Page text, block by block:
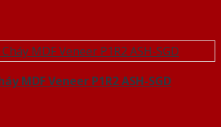
MDF Veneer P1R2 ASH-SGD